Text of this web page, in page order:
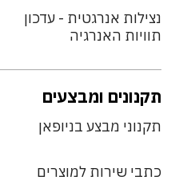
נצילות אנרגטית - עדכון
תוויות האנרגיה
תקנונים ומבצעים
תקנוני מבצע בניופאן
כתבי שירות למוצרים